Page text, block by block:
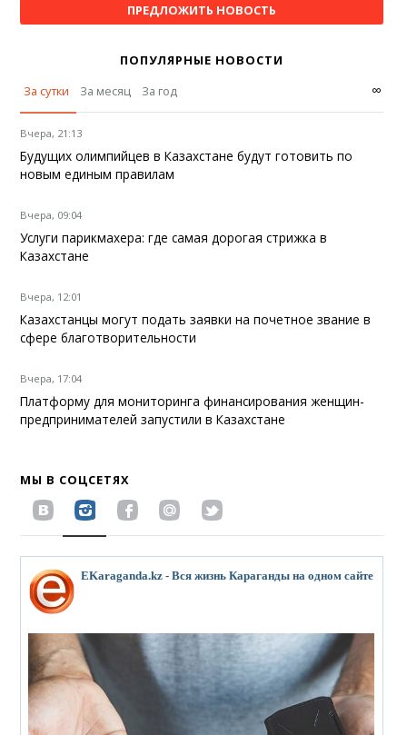
ПРЕДЛОЖИТЬ НОВОСТЬ
ПОПУЛЯРНЫЕ НОВОСТИ
За сутки
За месяц За год ∞
Вчера, 21:13
Будущих олимпийцев в Казахстане будут готовить по
новым единым правилам
Вчера, 09:04
Услуги парикмахера: где самая дорогая стрижка в
Казахстане
Вчера, 12:01
Казахстанцы могут подать заявки на почетное звание в
сфере благотворительности
Вчера, 17:04
Платформу для мониторинга финансирования женщин-
предпринимателей запустили в Казахстане
МЫ В СОЦСЕТЯХ
EKaraganda.kz - Вся жизнь Караганды на одном сайте